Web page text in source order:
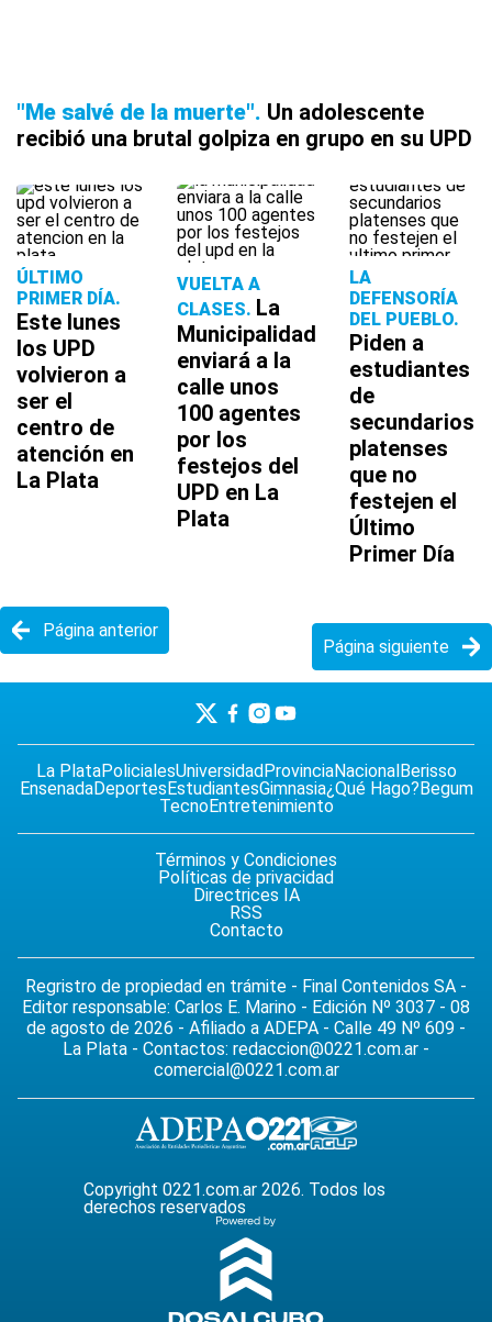
"Me salvé de la muerte" Un adolescente
recibió una brutal golpiza en grupo en su UPD
ÚLTIMO
PRIMER DÍA
Este lunes
los UPD
volvieron a
ser el
centro de
atención en
La Plata
VUELTA A
CLASES La
Municipalidad
enviará a la
calle unos
100 agentes
por los
festejos del
UPD en La
Plata
LA
DEFENSORÍA
DEL PUEBLO
Piden a
estudiantes
de
secundarios
platenses
que no
festejen el
Último
Primer Día
Página anterior
Página siguiente
La PlataPolicialesUniversidadProvinciaNacionalBerisso
EnsenadaDeportesEstudiantesGimnasia¿Qué Hago?Begum
TecnoEntretenimiento
Términos y Condiciones
Políticas de privacidad
Directrices IA
RSS
Contacto
Regristro de propiedad en trámite - Final Contenidos SA -
Editor responsable: Carlos E. Marino - Edición Nº 3037 - 08
de agosto de 2026 - Afiliado a ADEPA - Calle 49 Nº 609 -
La Plata - Contactos: redaccion@0221.com.ar -
comercial@0221.com.ar
Copyright 0221.com.ar 2026. Todos los
derechos reservados